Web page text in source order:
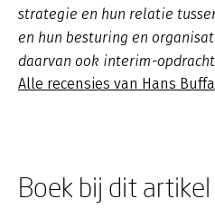
strategie en hun relatie
en hun besturing en
daarvan ook interim-
Alle recensies van Hans
Boek bij dit artikel